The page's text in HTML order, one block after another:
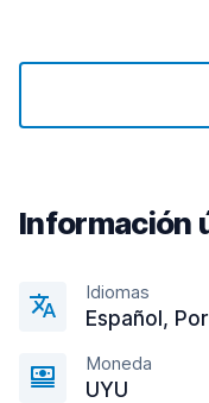
Información
Idiomas
Español,
Moneda
UYU